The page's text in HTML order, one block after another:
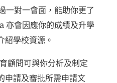
一對一會面，能助你更了
亦會因應你的成績及升學
紹學校資源。
顧問可與你分析及制定
申請及審批所需申請文